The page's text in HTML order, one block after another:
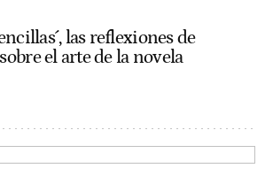
las reflexiones de
el arte de la novela